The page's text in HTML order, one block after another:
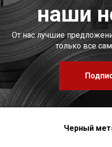
наши
От нас лучшие
только все
Черный